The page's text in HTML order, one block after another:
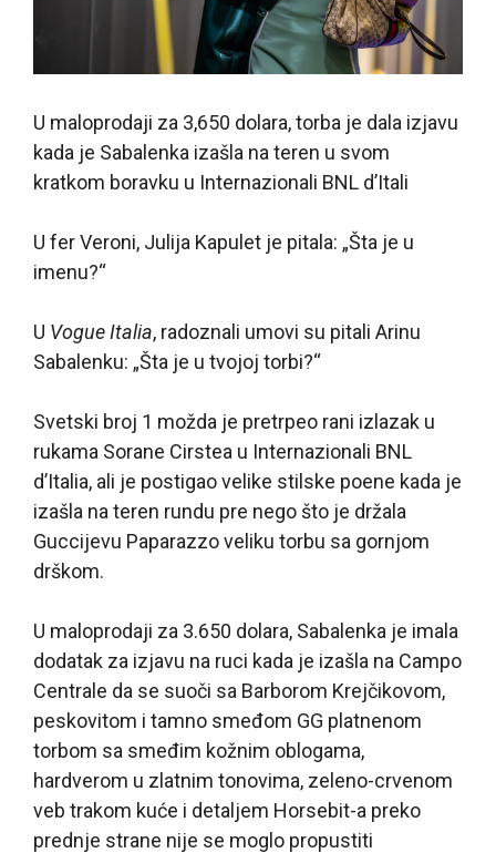
U maloprodaji za 3,650 dolara, torba je dala izjavu
kada je Sabalenka izašla na teren u svom
kratkom boravku u Internazionali BNL d’Itali
U fer Veroni, Julija Kapulet je pitala: „Šta je u
imenu?“
U Vogue Italia, radoznali umovi su pitali Arinu
Sabalenku: „Šta je u tvojoj torbi?“
Svetski broj 1 možda je pretrpeo rani izlazak u
rukama Sorane Cirstea u Internazionali BNL
d’Italia, ali je postigao velike stilske poene kada je
izašla na teren rundu pre nego što je držala
Guccijevu Paparazzo veliku torbu sa gornjom
drškom.
U maloprodaji za 3.650 dolara, Sabalenka je imala
dodatak za izjavu na ruci kada je izašla na Campo
Centrale da se suoči sa Barborom Krejčikovom,
peskovitom i tamno smeđom GG platnenom
torbom sa smeđim kožnim oblogama,
hardverom u zlatnim tonovima, zeleno-crvenom
veb trakom kuće i detaljem Horsebit-a preko
prednje strane nije se moglo propustiti